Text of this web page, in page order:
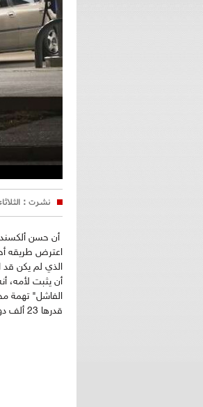
نشرت : الثلاثاء 29 يناير 2019
أن حسن
اعترض طريقه
الذي لم يكن قد
أن يثبت لأمه،
الفاشل" تهمة
قدرها 23 ألف دولار، سيبقى كامبل رهن الاعتقال.